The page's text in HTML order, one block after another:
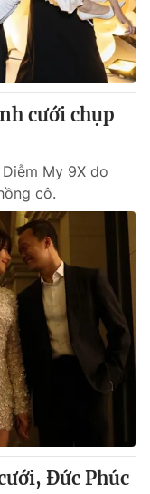
cưới chụp
My 9X do
cô.
Đức Phúc